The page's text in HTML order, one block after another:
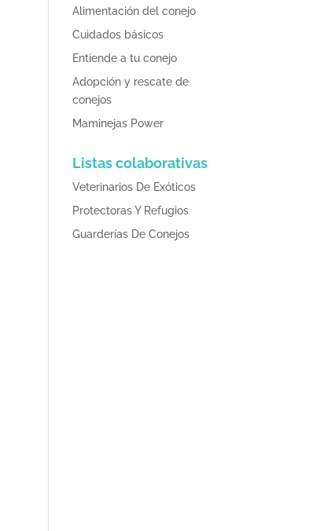
Alimentación del conejo
Cuidados básicos
Entiende a tu conejo
Adopción y rescate de
conejos
Maminejas Power
Listas colaborativas
Veterinarios De Exóticos
Protectoras Y Refugios
Guarderías De Conejos